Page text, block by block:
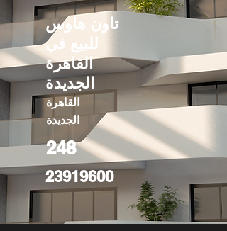
تاون هاوس
للبيع في
القاهرة
الجديدة
القاهرة
الجديدة
248
23919600